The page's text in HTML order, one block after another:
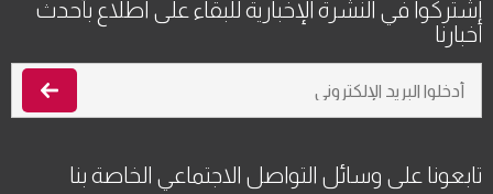
اشتركوا في النشرة الإخبارية للبقاء على اطلاع بأحدث
أخبارنا
تابعونا على وسائل التواصل الاجتماعي الخاصة بنا